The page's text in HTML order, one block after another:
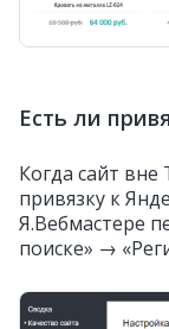
Есть ли
Когда сайт
привязку к
Я.Вебмастере
поиске» →